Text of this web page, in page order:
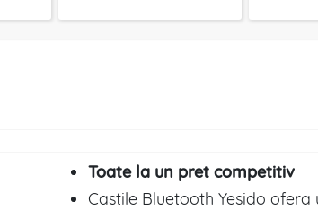
Toate la un pret competitiv
Castile Bluetooth Yesido